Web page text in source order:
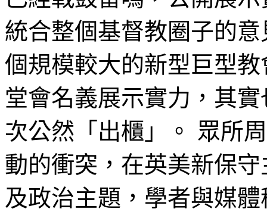
統合整個基督教圈子的
個規模較大的新型巨型
堂會名義展示實力，其
次公然「出櫃」。 眾所
動的衝突，在英美新保
及政治主題，學者與媒